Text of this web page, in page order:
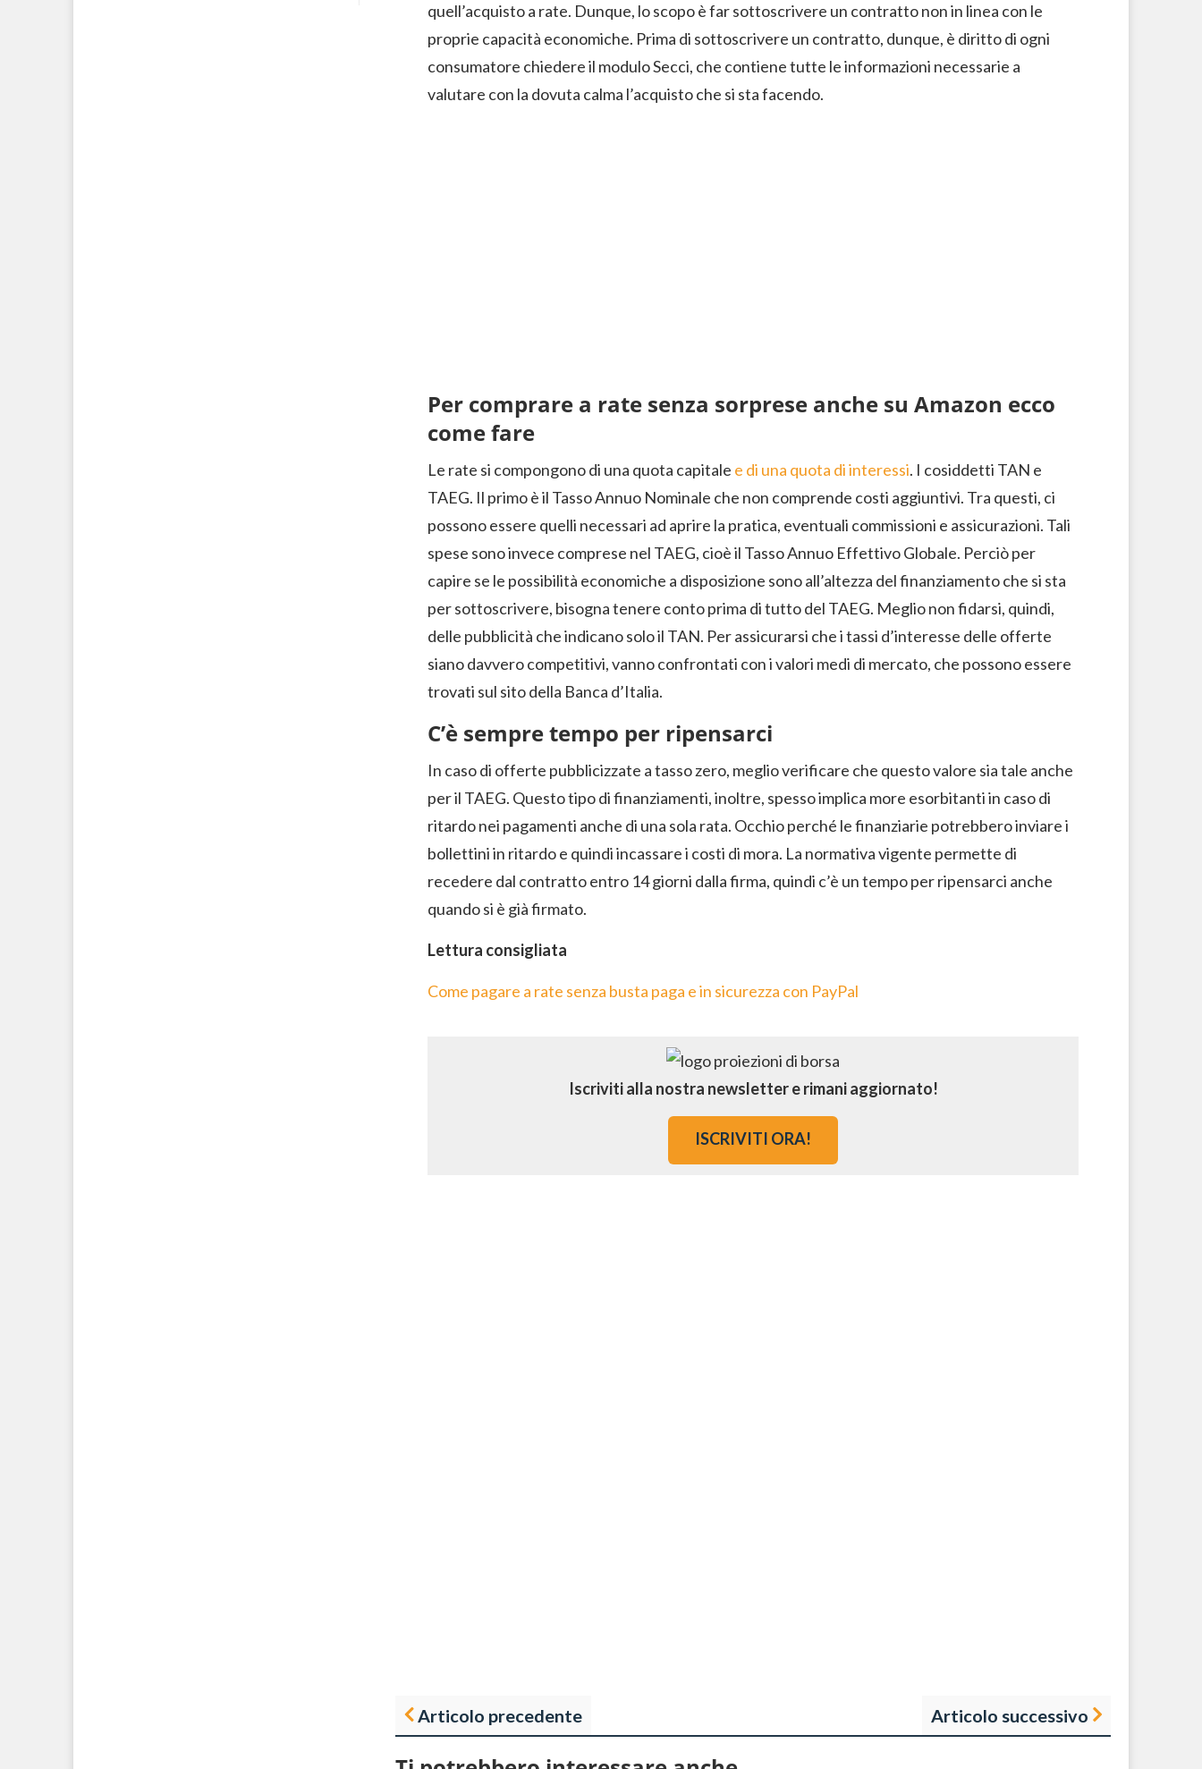
quell’acquisto a rate. Dunque, lo scopo è far sottoscrivere un contratto non in linea con le
proprie capacità economiche. Prima di sottoscrivere un contratto, dunque, è diritto di ogni
consumatore chiedere il modulo Secci, che contiene tutte le informazioni necessarie a
valutare con la dovuta calma l’acquisto che si sta facendo.
Per comprare a rate senza sorprese anche su Amazon ecco
come fare
Le rate si compongono di una quota capitale e di una quota di interessi. I cosiddetti TAN e
TAEG. Il primo è il Tasso Annuo Nominale che non comprende costi aggiuntivi. Tra questi, ci
possono essere quelli necessari ad aprire la pratica, eventuali commissioni e assicurazioni. Tali
spese sono invece comprese nel TAEG, cioè il Tasso Annuo Effettivo Globale. Perciò per
capire se le possibilità economiche a disposizione sono all’altezza del finanziamento che si sta
per sottoscrivere, bisogna tenere conto prima di tutto del TAEG. Meglio non fidarsi, quindi,
delle pubblicità che indicano solo il TAN. Per assicurarsi che i tassi d’interesse delle offerte
siano davvero competitivi, vanno confrontati con i valori medi di mercato, che possono essere
trovati sul sito della Banca d’Italia.
C’è sempre tempo per ripensarci
In caso di offerte pubblicizzate a tasso zero, meglio verificare che questo valore sia tale anche
per il TAEG. Questo tipo di finanziamenti, inoltre, spesso implica more esorbitanti in caso di
ritardo nei pagamenti anche di una sola rata. Occhio perché le finanziarie potrebbero inviare i
bollettini in ritardo e quindi incassare i costi di mora. La normativa vigente permette di
recedere dal contratto entro 14 giorni dalla firma, quindi c’è un tempo per ripensarci anche
quando si è già firmato.
Lettura consigliata
Come pagare a rate senza busta paga e in sicurezza con PayPal
Iscriviti alla nostra newsletter e rimani aggiornato!
ISCRIVITI ORA!
Articolo precedente Articolo successivo